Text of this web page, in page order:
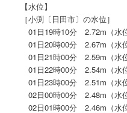
【水位】
［小渕〔日田市〕の水位］
01日19時10分 2.72m（水
01日20時00分 2.67m（水
01日21時00分 2.59m（水
01日22時00分 2.54m（水
01日23時00分 2.51m（水
02日00時00分 2.48m（水
02日01時00分 2.46m（水